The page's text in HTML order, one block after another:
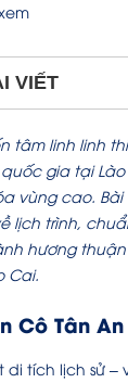
VIẾT
tâm linh linh
gia tại
vùng cao. Bài
lịch trình,
hương thuận
Cai.
Cô Tân An
di tích lịch sử –